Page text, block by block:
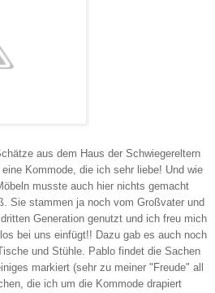
aus dem Haus der Schwiegereltern
Kommode, die ich sehr liebe! Und wie
musste auch hier nichts gemacht
Sie stammen ja noch vom Großvater und
Generation genutzt und ich freu mich
bei uns einfügt!! Dazu gab es auch noch
und Stühle. Pablo findet die Sachen
markiert (sehr zu meiner "Freude" all
die ich um die Kommode drapiert